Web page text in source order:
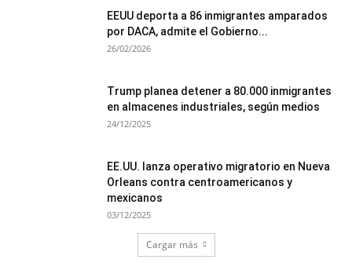
EEUU deporta a 86 inmigrantes amparados
por DACA, admite el Gobierno...
26/02/2026
Trump planea detener a 80.000 inmigrantes
en almacenes industriales, según medios
24/12/2025
EE.UU. lanza operativo migratorio en Nueva
Orleans contra centroamericanos y
mexicanos
03/12/2025
Cargar más